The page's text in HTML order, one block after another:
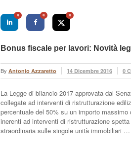
0 0 0
Bonus fiscale per lavori: Novità
By Antonio Azzaretto 14 Dicembre 2016 0
La Legge di bilancio 2017 approvata dal
collegate ad interventi di ristrutturazione
percentuale del 50% su un importo
inerenti ad interventi di ristrutturazione
straordinaria sulle singole unità immobiliari …